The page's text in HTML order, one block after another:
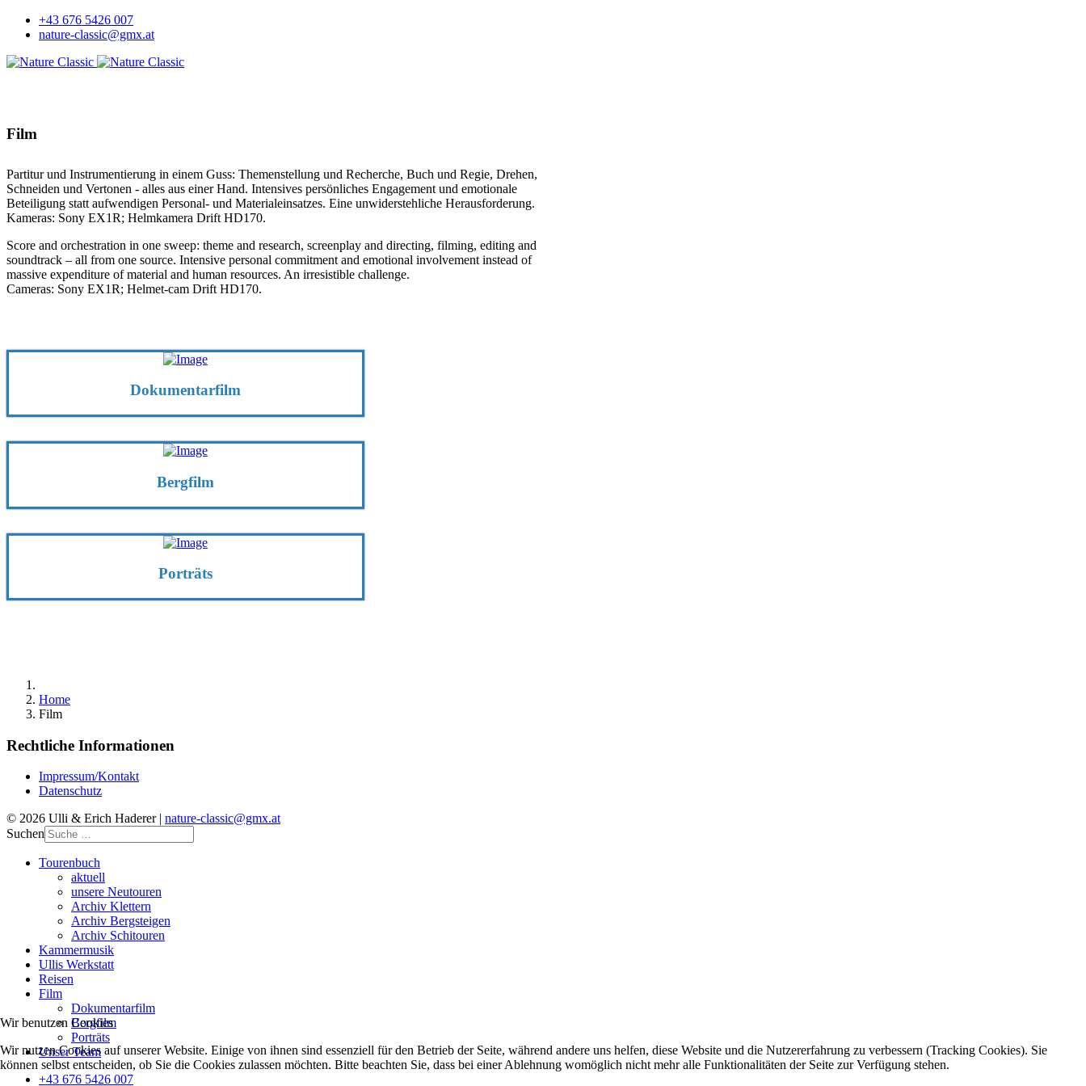
+43 676 5426 007
nature-classic@gmx.at
Film
Partitur und Instrumentierung in einem Guss: Themenstellung und Recherche, Buch und Regie, Drehen,
Schneiden und Vertonen - alles aus einer Hand. Intensives persönliches Engagement und emotionale
Beteiligung statt aufwendigen Personal- und Materialeinsatzes. Eine unwiderstehliche Herausforderung.
Kameras: Sony EX1R; Helmkamera Drift HD170.
Score and orchestration in one sweep: theme and research, screenplay and directing, filming, editing and
soundtrack – all from one source. Intensive personal commitment and emotional involvement instead of
massive expenditure of material and human resources. An irresistible challenge.
Cameras: Sony EX1R; Helmet-cam Drift HD170.
Dokumentarfilm
Bergfilm
Porträts
Home
Film
Rechtliche Informationen
Impressum/Kontakt
Datenschutz
© 2026 Ulli & Erich Haderer | nature-classic@gmx.at
Suchen
Tourenbuch
aktuell
unsere Neutouren
Archiv Klettern
Archiv Bergsteigen
Archiv Schitouren
Kammermusik
Ullis Werkstatt
Reisen
Film
Dokumentarfilm
Bergfilm
Porträts
Unser Team
+43 676 5426 007
Wir benutzen Cookies
Wir nutzen Cookies auf unserer Website. Einige von ihnen sind essenziell für den Betrieb der Seite, während andere uns helfen, diese Website und die Nutzererfahrung zu verbessern (Tracking Cookies). Sie
können selbst entscheiden, ob Sie die Cookies zulassen möchten. Bitte beachten Sie, dass bei einer Ablehnung womöglich nicht mehr alle Funktionalitäten der Seite zur Verfügung stehen.